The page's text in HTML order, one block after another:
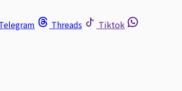
Threads
Tiktok